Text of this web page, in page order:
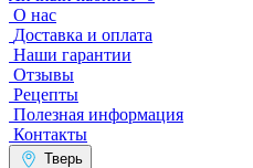
О нас
Доставка и оплата
Наши гарантии
Отзывы
Рецепты
Полезная информация
Контакты
Тверь